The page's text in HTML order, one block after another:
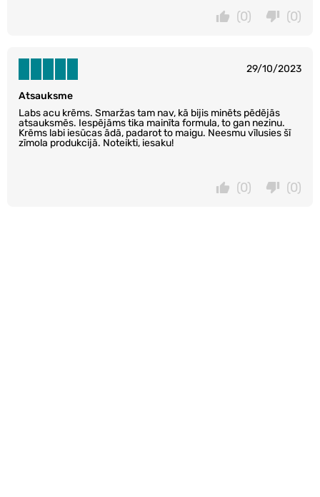
(0)
(0)
29/10/2023
Atsauksme
Labs acu krēms. Smaržas tam nav, kā bijis minēts pēdējās
atsauksmēs. Iespējāms tika mainīta formula, to gan nezinu.
Krēms labi iesūcas ādā, padarot to maigu. Neesmu vīlusies šī
zīmola produkcijā. Noteikti, iesaku!
(0)
(0)